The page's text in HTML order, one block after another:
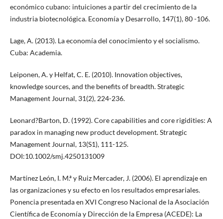
económico cubano: intuiciones a partir del crecimiento de la
industria biotecnológica. Economía y Desarrollo, 147(1), 80 -106.
Lage, A. (2013). La economía del conocimiento y el socialismo.
Cuba: Academia.
Leiponen, A. y Helfat, C. E. (2010). Innovation objectives,
knowledge sources, and the benefits of breadth. Strategic
Management Journal, 31(2), 224-236.
Leonard?Barton, D. (1992). Core capabilities and core rigidities: A
paradox in managing new product development. Strategic
Management Journal, 13(S1), 111-125.
DOI:10.1002/smj.4250131009
Martínez León, I. M.ª y Ruiz Mercader, J. (2006). El aprendizaje en
las organizaciones y su efecto en los resultados empresariales.
Ponencia presentada en XVI Congreso Nacional de la Asociación
Científica de Economía y Dirección de la Empresa (ACEDE): La